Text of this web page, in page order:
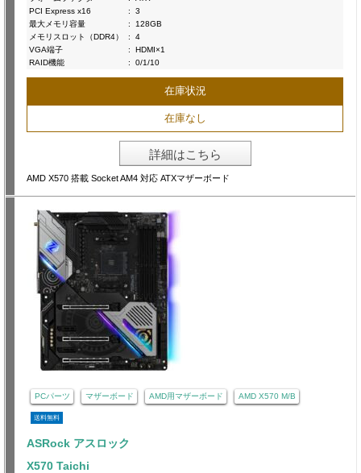
PCI Express x16
:
3
最大メモリ容量
:
128GB
メモリスロット（DDR4）
:
4
VGA端子
:
HDMI×1
RAID機能
: 0/1/10
在庫状況
在庫なし
詳細はこちら
AMD X570 搭載 Socket AM4 対応 ATXマザーボード
PCパーツ マザーボード AMD用マザーボード AMD X570 M/B
送料無料
ASRock アスロック
X570 Taichi